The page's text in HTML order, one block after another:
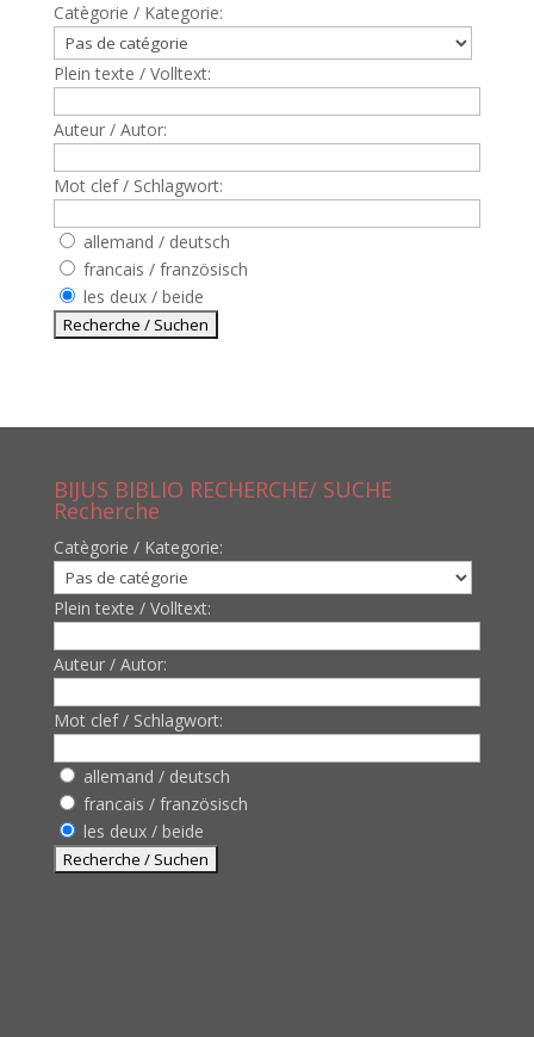
Catègorie / Kategorie:
Plein texte / Volltext:
Auteur / Autor:
Mot clef / Schlagwort:
allemand / deutsch
francais / französisch
les deux / beide
BIJUS BIBLIO RECHERCHE/ SUCHE
Recherche
Catègorie / Kategorie:
Plein texte / Volltext:
Auteur / Autor:
Mot clef / Schlagwort:
allemand / deutsch
francais / französisch
les deux / beide